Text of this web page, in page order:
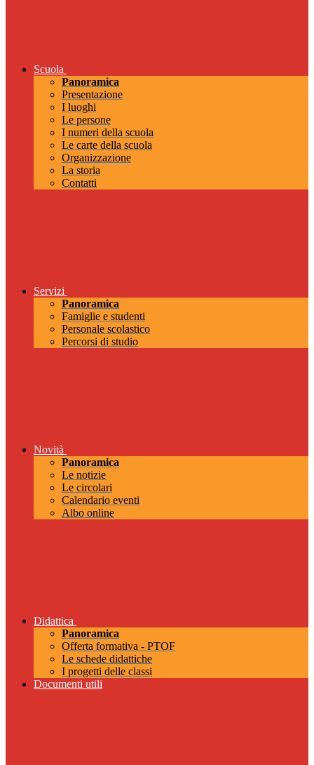
Scuola
Panoramica
Presentazione
I luoghi
Le persone
I numeri della scuola
Le carte della scuola
Organizzazione
La storia
Contatti
Servizi
Panoramica
Famiglie e studenti
Personale scolastico
Percorsi di studio
Novità
Panoramica
Le notizie
Le circolari
Calendario eventi
Albo online
Didattica
Panoramica
Offerta formativa - PTOF
Le schede didattiche
I progetti delle classi
Documenti utili